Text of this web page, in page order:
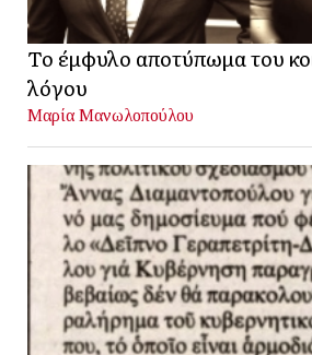
Το έμφυλο αποτύπωμα του
λόγου
Μαρία Μανωλοπούλου